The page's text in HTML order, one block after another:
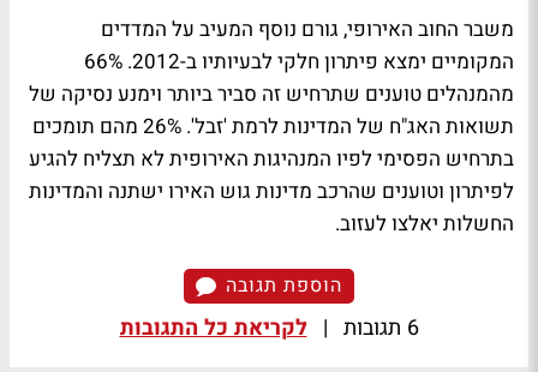
משבר החוב האירופי, גורם נוסף המעיב על המדדים
המקומיים ימצא פיתרון חלקי לבעיותיו ב-2012. 66%
מהמנהלים טוענים שתרחיש זה סביר ביותר וימנע נסיקה של
תשואות האג"ח של המדינות לרמת 'זבל'. 26% מהם תומכים
בתרחיש הפסימי לפיו המנהיגות האירופית לא תצליח להגיע
לפיתרון וטוענים שהרכב מדינות גוש האירו ישתנה והמדינות
החשלות יאלצו לעזוב.
הוספת תגובה
6 תגובות | לקריאת כל התגובות